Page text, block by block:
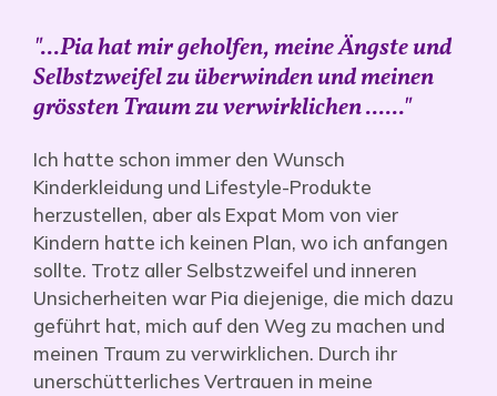
"...Pia hat mir geholfen, meine Ängste und
Selbstzweifel zu überwinden und meinen
grössten Traum zu verwirklichen ......"
Ich hatte schon immer den Wunsch
Kinderkleidung und Lifestyle-Produkte
herzustellen, aber als Expat Mom von vier
Kindern hatte ich keinen Plan, wo ich anfangen
sollte. Trotz aller Selbstzweifel und inneren
Unsicherheiten war Pia diejenige, die mich dazu
geführt hat, mich auf den Weg zu machen und
meinen Traum zu verwirklichen. Durch ihr
unerschütterliches Vertrauen in meine